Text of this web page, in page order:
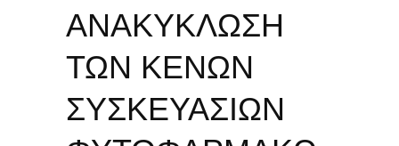
ΑΝΑΚΥΚΛΩΣΗ
ΤΩΝ ΚΕΝΩΝ
ΣΥΣΚΕΥΑΣΙΩΝ